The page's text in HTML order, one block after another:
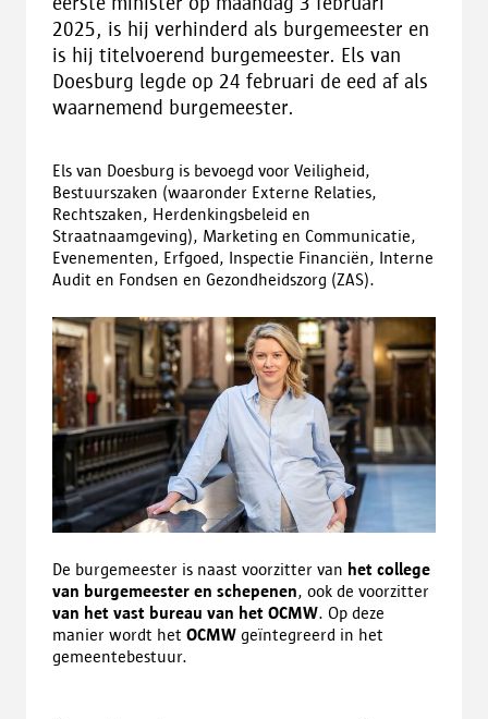
2025, is hij verhinderd als burgemeester en
is hij titelvoerend burgemeester. Els van
Doesburg legde op 24 februari de eed af als
waarnemend burgemeester.
Els van Doesburg is bevoegd voor Veiligheid,
Bestuurszaken (waaronder Externe Relaties,
Rechtszaken, Herdenkingsbeleid en
Straatnaamgeving), Marketing en Communicatie,
Evenementen, Erfgoed, Inspectie Financiën, Interne
Audit en Fondsen en Gezondheidszorg (ZAS).
De burgemeester is naast voorzitter van het college
van burgemeester en schepenen, ook de voorzitter
van het vast bureau van het OCMW. Op deze
manier wordt het OCMW geïntegreerd in het
gemeentebestuur.